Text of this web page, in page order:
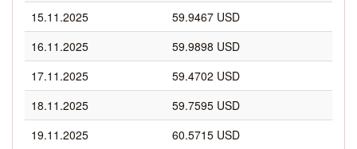
15.11.2025
59.9467 USD
16.11.2025
59.9898 USD
17.11.2025
59.4702 USD
18.11.2025
59.7595 USD
19.11.2025
60.5715 USD